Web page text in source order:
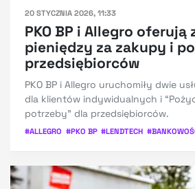
20 STYCZNIA 2026, 11:33
PKO BP i Allegro oferują
pieniędzy za zakupy i
przedsiębiorców
PKO BP i Allegro uruchomiły dwie
dla klientów indywidualnych i
potrzeby” dla przedsiębiorców.
#ALLEGRO #PKO BP #LENDTECH #